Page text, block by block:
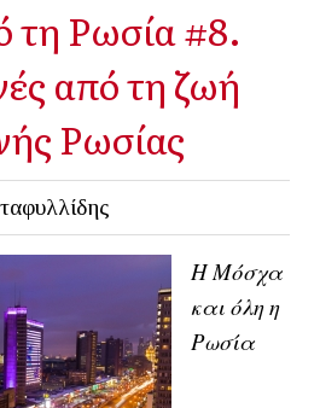
τη Ρωσία #8.
από τη ζωή
Ρωσίας
Η Μόσχα
και όλη η
Ρωσία